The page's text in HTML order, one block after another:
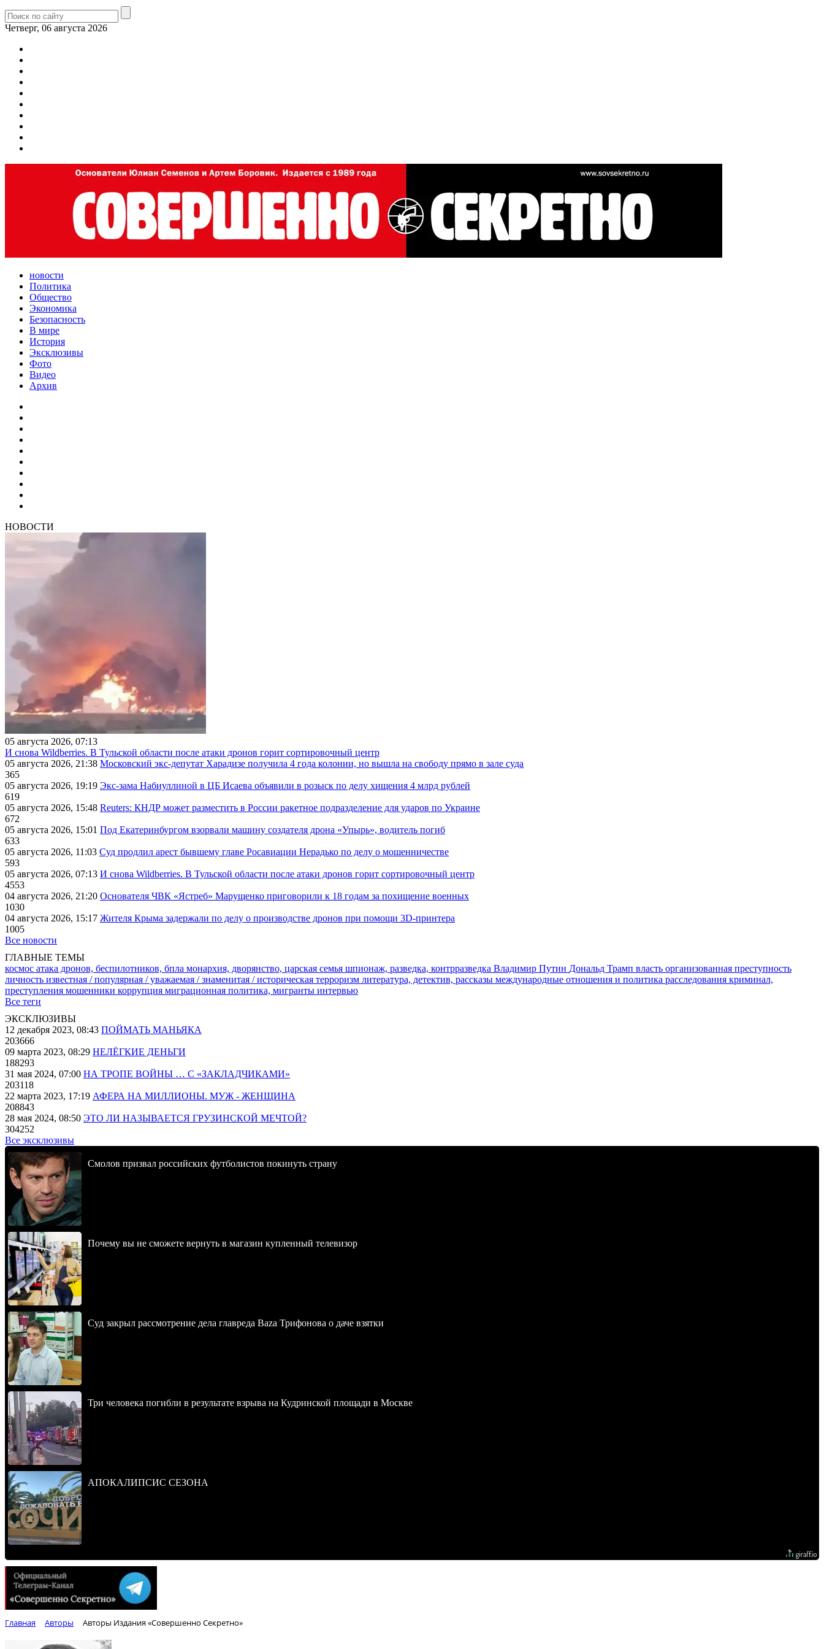
Четверг, 06 августа 2026
новости
Политика
Общество
Экономика
Безопасность
В мире
История
Эксклюзивы
Фото
Видео
Архив
НОВОСТИ
05 августа 2026, 07:13
И снова Wildberries. В Тульской области после атаки дронов горит сортировочный центр
05 августа 2026, 21:38 Московский экс-депутат Харадизе получила 4 года колонии, но вышла на свободу прямо в зале суда
365
05 августа 2026, 19:19 Экс-зама Набиуллиной в ЦБ Исаева объявили в розыск по делу хищения 4 млрд рублей
619
05 августа 2026, 15:48 Reuters: КНДР может разместить в России ракетное подразделение для ударов по Украине
672
05 августа 2026, 15:01 Под Екатеринбургом взорвали машину создателя дрона «Упырь», водитель погиб
633
05 августа 2026, 11:03 Суд продлил арест бывшему главе Росавиации Нерадько по делу о мошенничестве
593
05 августа 2026, 07:13 И снова Wildberries. В Тульской области после атаки дронов горит сортировочный центр
4553
04 августа 2026, 21:20 Основателя ЧВК «Ястреб» Марущенко приговорили к 18 годам за похищение военных
1030
04 августа 2026, 15:17 Жителя Крыма задержали по делу о производстве дронов при помощи 3D‑принтера
1005
Все новости
ГЛАВНЫЕ ТЕМЫ
космос атака дронов, беспилотников, бпла монархия, дворянство, царская семья шпионаж, разведка, контрразведка Владимир Путин Дональд Трамп власть организованная преступность
личность известная / популярная / уважаемая / знаменитая / историческая терроризм литература, детектив, рассказы международные отношения и политика расследования криминал,
преступления мошенники коррупция миграционная политика, мигранты интервью
Все теги
ЭКСКЛЮЗИВЫ
12 декабря 2023, 08:43 ПОЙМАТЬ МАНЬЯКА
203666
09 марта 2023, 08:29 НЕЛЁГКИЕ ДЕНЬГИ
188293
31 мая 2024, 07:00 НА ТРОПЕ ВОЙНЫ … С «ЗАКЛАДЧИКАМИ»
203118
22 марта 2023, 17:19 АФЕРА НА МИЛЛИОНЫ. МУЖ - ЖЕНЩИНА
208843
28 мая 2024, 08:50 ЭТО ЛИ НАЗЫВАЕТСЯ ГРУЗИНСКОЙ МЕЧТОЙ?
304252
Все эксклюзивы
Смолов призвал российских футболистов покинуть страну
Почему вы не сможете вернуть в магазин купленный телевизор
Суд закрыл рассмотрение дела главреда Baza Трифонова о даче взятки
Три человека погибли в результате взрыва на Кудринской площади в Москве
АПОКАЛИПСИС СЕЗОНА
Главная Авторы Авторы Издания «Совершенно Секретно»